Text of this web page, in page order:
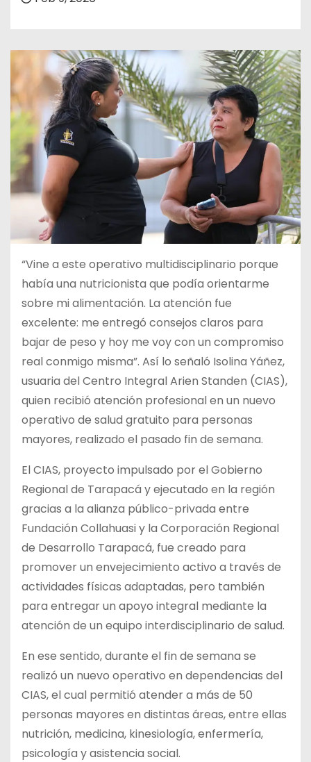
“Vine a este operativo multidisciplinario porque
había una nutricionista que podía orientarme
sobre mi alimentación. La atención fue
excelente: me entregó consejos claros para
bajar de peso y hoy me voy con un compromiso
real conmigo misma”. Así lo señaló Isolina Yáñez,
usuaria del Centro Integral Arien Standen (CIAS),
quien recibió atención profesional en un nuevo
operativo de salud gratuito para personas
mayores, realizado el pasado fin de semana.
El CIAS, proyecto impulsado por el Gobierno
Regional de Tarapacá y ejecutado en la región
gracias a la alianza público-privada entre
Fundación Collahuasi y la Corporación Regional
de Desarrollo Tarapacá, fue creado para
promover un envejecimiento activo a través de
actividades físicas adaptadas, pero también
para entregar un apoyo integral mediante la
atención de un equipo interdisciplinario de salud.
En ese sentido, durante el fin de semana se
realizó un nuevo operativo en dependencias del
CIAS, el cual permitió atender a más de 50
personas mayores en distintas áreas, entre ellas
nutrición, medicina, kinesiología, enfermería,
psicología y asistencia social.